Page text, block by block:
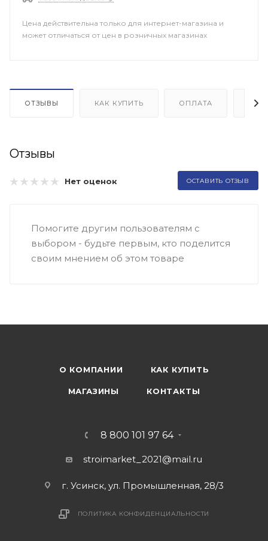
Цена действительна только для интернет-магазина и
может отличаться от цен в розничных магазинах
ОТЗЫВЫ КАК КУПИТЬ ОПЛАТА
Отзывы
Нет оценок ОСТАВИТЬ ОТЗЫВ
Помогите другим пользователям с
выбором - будьте первым, кто поделится
своим мнением об этом товаре
О КОМПАНИИ КАК КУПИТЬ
МАГАЗИНЫ КОНТАКТЫ
8 800 101 97 64
stroimarket_2021@mail.ru
г. Усинск, ул. Промышленная, 28/3
ПОЛИТИКА КОНФИДЕНЦИАЛЬНОСТИ